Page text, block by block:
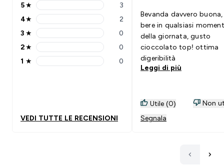
5 stars rating 3 reviews
5★ 3
4 stars rating 2 reviews
4★ 2
3 stars rating 0 reviews
3 ★ 0
2 stars rating 0 reviews
2★ 0
1 stars rating 0 reviews
1 ★ 0
VEDI TUTTE LE RECENSIONI
Bevanda davvero
bere in qualsiasi
della giornata, gusto
cioccolato top! ottima
digeribilità
Leggi di più
Utile (0)
Non
Segnala